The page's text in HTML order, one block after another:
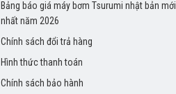
Bảng báo giá máy bơm Tsurumi nhật bản mới
nhất năm 2026
Chính sách đổi trả hàng
Hình thức thanh toán
Chính sách bảo hành